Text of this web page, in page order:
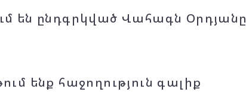
են ընդգրկված Վահագն Օրդյանը
ենք հաջողություն գալիք